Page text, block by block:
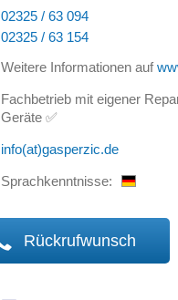
02325 / 63 094
02325 / 63 154
Weitere Informationen auf
Fachbetrieb mit eigener
Geräte ✅
info(at)gasperzic.de
Sprachkenntnisse:
Rückrufwunsch